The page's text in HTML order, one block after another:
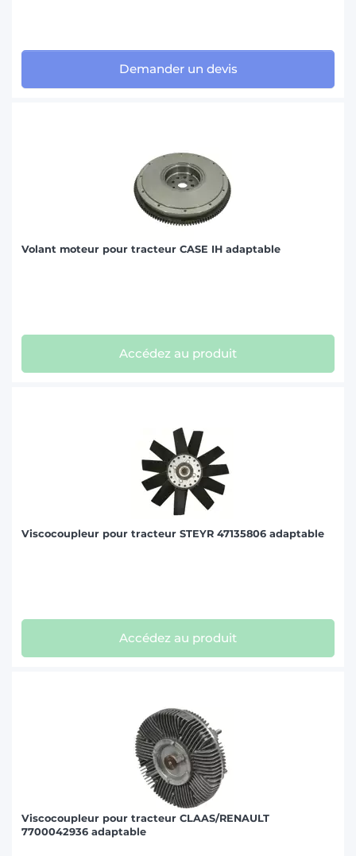
NEW HOLLAND (5)
VALMET-VALTRA (1)
Demander un devis
Volant moteur pour tracteur CASE IH adaptable
Accédez au produit
Viscocoupleur pour tracteur STEYR 47135806 adaptable
Accédez au produit
Viscocoupleur pour tracteur CLAAS/RENAULT
7700042936 adaptable